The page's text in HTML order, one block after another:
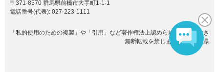
〒371-8570 群馬県前橋市大手町1-1-1
電話番号(代表): 027-223-1111
「私的使用のための複製」や「引用」など著作権法上認められた場合を除き
無断転載を禁じます。(C)群馬県